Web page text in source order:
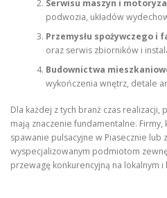
Serwisu maszyn i
podwozia, układów
Przemysłu spożywczego i
oraz serwis zbiorników i
Budownictwa
wykończenia wnętrz, detale
Dla każdej z tych branż czas realizacji,
mają znaczenie fundamentalne.
spawanie pulsacyjne w Piasecznie lub
wyspecjalizowanym podmiotom
przewagę konkurencyjną na lokalnym i